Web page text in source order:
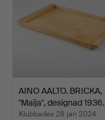
AINO AALTO. BRICKA,
"Maija", designad 1936.
Klubbades 28 jan 2024